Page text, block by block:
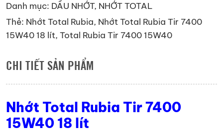
Danh mục: DẦU NHỚT, NHỚT TOTAL
Thẻ: Nhớt Total Rubia, Nhớt Total Rubia Tir 7400
15W40 18 lít, Total Rubia Tir 7400 15W40
CHI TIẾT SẢN PHẨM
Nhớt Total Rubia Tir 7400
15W40 18 lít